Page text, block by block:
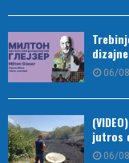
06/
jutros
06/